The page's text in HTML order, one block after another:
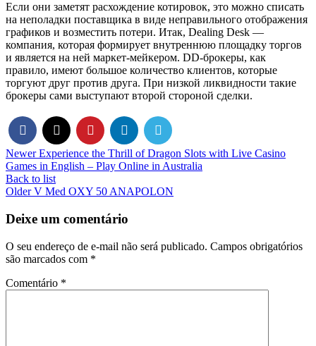
Если они заметят расхождение котировок, это можно списать
на неполадки поставщика в виде неправильного отображения
графиков и возместить потери. Итак, Dealing Desk —
компания, которая формирует внутреннюю площадку торгов
и является на ней маркет-мейкером. DD-брокеры, как
правило, имеют большое количество клиентов, которые
торгуют друг против друга. При низкой ликвидности такие
брокеры сами выступают второй стороной сделки.
Newer Experience the Thrill of Dragon Slots with Live Casino
Games in English – Play Online in Australia
Back to list
Older V Med OXY 50 ANAPOLON
Deixe um comentário
O seu endereço de e-mail não será publicado. Campos obrigatórios
são marcados com *
Comentário *